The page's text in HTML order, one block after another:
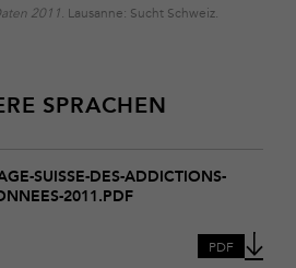
2011. Lausanne: Sucht Schweiz.
SPRACHEN
SUISSE-DES-ADDICTIONS-
2011.PDF
PDF